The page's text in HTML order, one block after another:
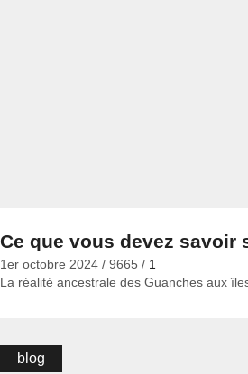
Ce que vous devez savoir
1er octobre 2024 / 9665 / 1
La réalité ancestrale des Guanches aux
blog